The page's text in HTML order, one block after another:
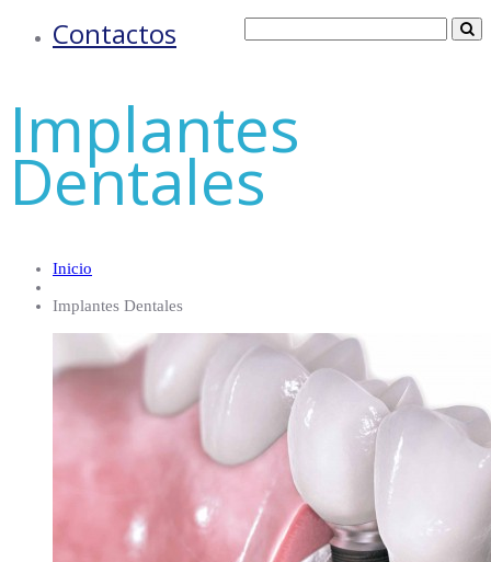
Contactos
Implantes
Dentales
Inicio
Implantes Dentales